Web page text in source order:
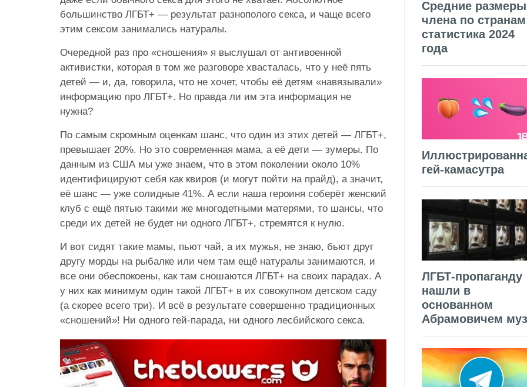
большинство ЛГБТ+ — результат разнополого секса, и чаще всего
этим сексом занимались натуралы.
Очередной раз про «сношения» я выслушал от антивоенной
активистки, которая в том же разговоре хвасталась, что у неё пять
детей — и, да, говорила, что не хочет, чтобы её детям «навязывали»
информацию про ЛГБТ+. Но правда ли им эта информация не
нужна?
По самым скромным оценкам шанс, что один из этих детей — ЛГБТ+,
превышает 20%. Но это современная мама, а её дети — зумеры. По
данным из США мы уже знаем, что в этом поколении около 10%
идентифицируют себя как квиров (и могут пойти на прайд), а значит,
её шанс — уже солидные 41%. А если наша героиня соберёт женский
клуб с ещё пятью такими же многодетными матерями, то шансы, что
среди их детей не будет ни одного ЛГБТ+, стремятся к нулю.
И вот сидят такие мамы, пьют чай, а их мужья, не знаю, бьют друг
другу морды на рыбалке или чем там ещё натуралы занимаются, и
все они обеспокоены, как там сношаются ЛГБТ+ на своих парадах. А
у них как минимум один такой ЛГБТ+ в их совокупном детском саду
(а скорее всего три). И всё в результате совершенно традиционных
«сношений»! Ни одного гей-парада, ни одного лесбийского секса.
Средние размеры
члена по
статистика 2024
года
гей-камасутра
ЛГБТ-пропаганду
нашли в
основанном
Абрамовичем